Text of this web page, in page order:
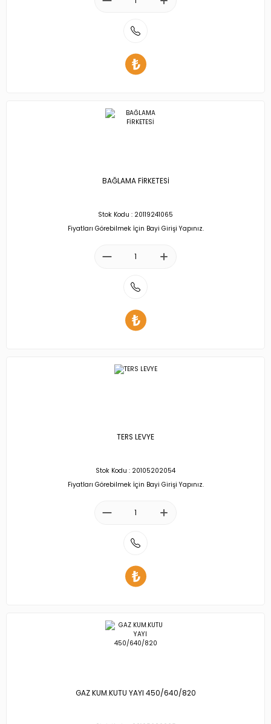
BAĞLAMA FİRKETESİ
Stok Kodu : 20119241065
Fiyatları Görebilmek İçin Bayi Girişi Yapınız.
TERS LEVYE
Stok Kodu : 20105202054
Fiyatları Görebilmek İçin Bayi Girişi Yapınız.
GAZ KUM.KUTU YAYI 450/640/820